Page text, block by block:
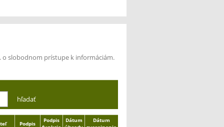
o slobodnom prístupe k informáciám.
Podpis
Podpis
Dátum
Dátum